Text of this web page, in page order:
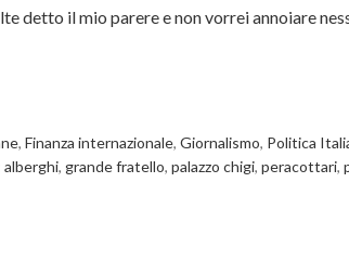
detto il mio parere e non vorrei annoiare
, Finanza internazionale, Giornalismo, Politica
alberghi, grande fratello, palazzo chigi, peracottari,